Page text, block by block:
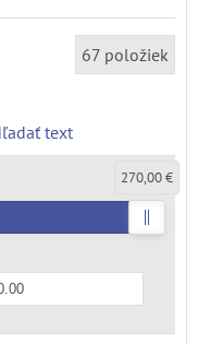
67 položiek
text
270,00 €